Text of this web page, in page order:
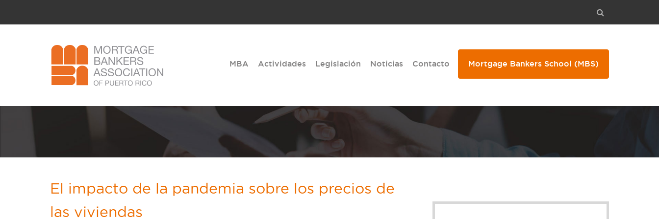
MBA Actividades Legislación Noticias Contacto Mortgage Bankers School (MBS)
El impacto de la pandemia sobre los precios de
las viviendas